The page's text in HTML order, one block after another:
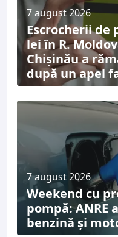
7 august 2026
Escrocherii de
lei în R.
Chișinău a
după un apel
7 august 2026
Weekend cu
pompă:
benzină și